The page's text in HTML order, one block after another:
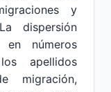
y
dispersión
en números
apellidos
migración,